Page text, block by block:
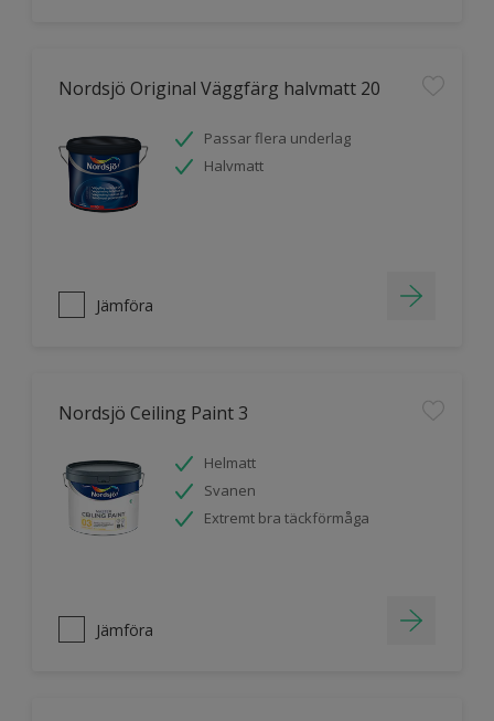
Nordsjö Original Väggfärg halvmatt 20
Passar flera underlag
Halvmatt
Jämföra
Nordsjö Ceiling Paint 3
Helmatt
Svanen
Extremt bra täckförmåga
Jämföra